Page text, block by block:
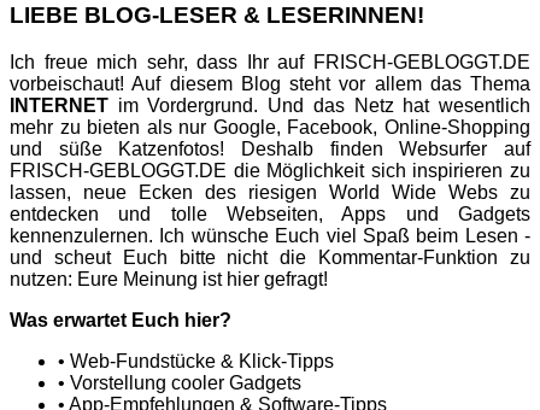
LIEBE BLOG-LESER & LESERINNEN!
Ich freue mich sehr, dass Ihr auf FRISCH-GEBLOGGT.DE
vorbeischaut! Auf diesem Blog steht vor allem das Thema
INTERNET im Vordergrund. Und das Netz hat wesentlich
mehr zu bieten als nur Google, Facebook, Online-Shopping
und süße Katzenfotos! Deshalb finden Websurfer auf
FRISCH-GEBLOGGT.DE die Möglichkeit sich inspirieren zu
lassen, neue Ecken des riesigen World Wide Webs zu
entdecken und tolle Webseiten, Apps und Gadgets
kennenzulernen. Ich wünsche Euch viel Spaß beim Lesen -
und scheut Euch bitte nicht die Kommentar-Funktion zu
nutzen: Eure Meinung ist hier gefragt!
Was erwartet Euch hier?
• Web-Fundstücke & Klick-Tipps
• Vorstellung cooler Gadgets
• App-Empfehlungen & Software-Tipps